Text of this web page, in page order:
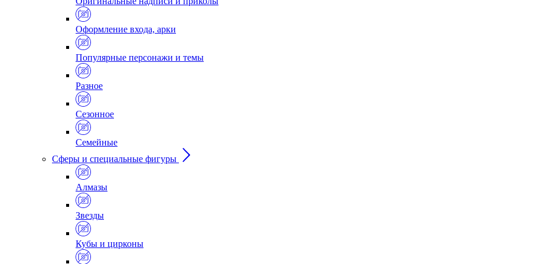
Оформление входа, арки
Популярные персонажи и темы
Разное
Сезонное
Семейные
Сферы и специальные фигуры
Алмазы
Звезды
Кубы и цирконы